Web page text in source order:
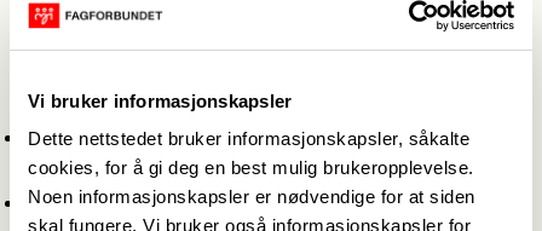
Vi bruker informasjonskapsler
Dette nettstedet bruker informasjonskapsler, såkalte
cookies, for å gi deg en best mulig brukeropplevelse.
Noen informasjonskapsler er nødvendige for at siden
skal fungere. Vi bruker også informasjonskapsler for
Fagforbundet Oslos 8. mars
I år stiller Fagforbundet Oslo med tre paroler:
En for alle, alle for en – applaus erstatter ikke
likelønn
Jeg er livslang – det må pensjonen min også være